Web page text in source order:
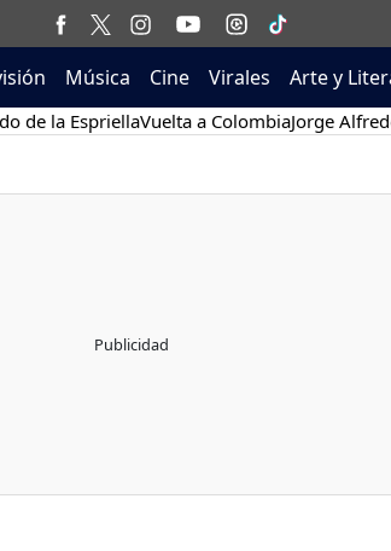
Música Cine Virales Arte y
de la EspriellaVuelta a ColombiaJorge